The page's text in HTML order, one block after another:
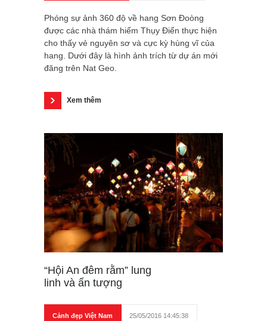
Phóng sự ảnh 360 độ về hang Sơn Đoòng
được các nhà thám hiểm Thụy Điển thực hiện
cho thấy vẻ nguyên sơ và cực kỳ hùng vĩ của
hang. Dưới đây là hình ảnh trích từ dự án mới
đăng trên Nat Geo.
Xem thêm
“Hội An đêm rằm” lung
linh và ấn tượng
Cảnh đẹp Việt Nam 25/05/2016 14:45:38